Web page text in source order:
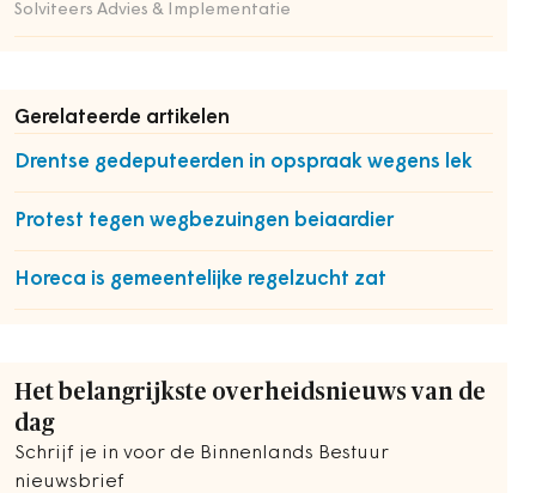
Solviteers Advies & Implementatie
Gerelateerde artikelen
Drentse gedeputeerden in opspraak wegens lek
Protest tegen wegbezuingen beiaardier
Horeca is gemeentelijke regelzucht zat
Het belangrijkste overheidsnieuws van de
dag
Schrijf je in voor de Binnenlands Bestuur
nieuwsbrief